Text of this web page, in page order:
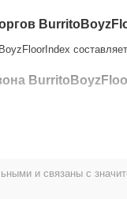
составляет
по сравнению
и связаны с